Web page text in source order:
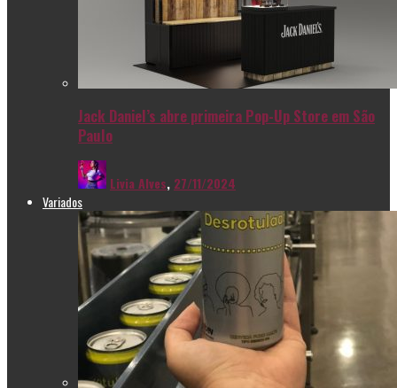
Jack Daniel’s abre primeira Pop-Up Store em São
Paulo
Livia Alves, 27/11/2024
Variados